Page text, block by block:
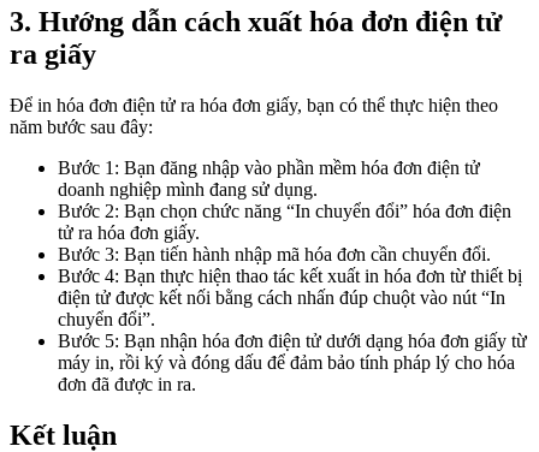
3. Hướng dẫn cách xuất hóa đơn điện tử
ra giấy
Để in hóa đơn điện tử ra hóa đơn giấy, bạn có thể thực hiện theo
năm bước sau đây:
Bước 1: Bạn đăng nhập vào phần mềm hóa đơn điện tử
doanh nghiệp mình đang sử dụng.
Bước 2: Bạn chọn chức năng “In chuyển đổi” hóa đơn điện
tử ra hóa đơn giấy.
Bước 3: Bạn tiến hành nhập mã hóa đơn cần chuyển đổi.
Bước 4: Bạn thực hiện thao tác kết xuất in hóa đơn từ thiết bị
điện tử được kết nối bằng cách nhấn đúp chuột vào nút “In
chuyển đổi”.
Bước 5: Bạn nhận hóa đơn điện tử dưới dạng hóa đơn giấy từ
máy in, rồi ký và đóng dấu để đảm bảo tính pháp lý cho hóa
đơn đã được in ra.
Kết luận